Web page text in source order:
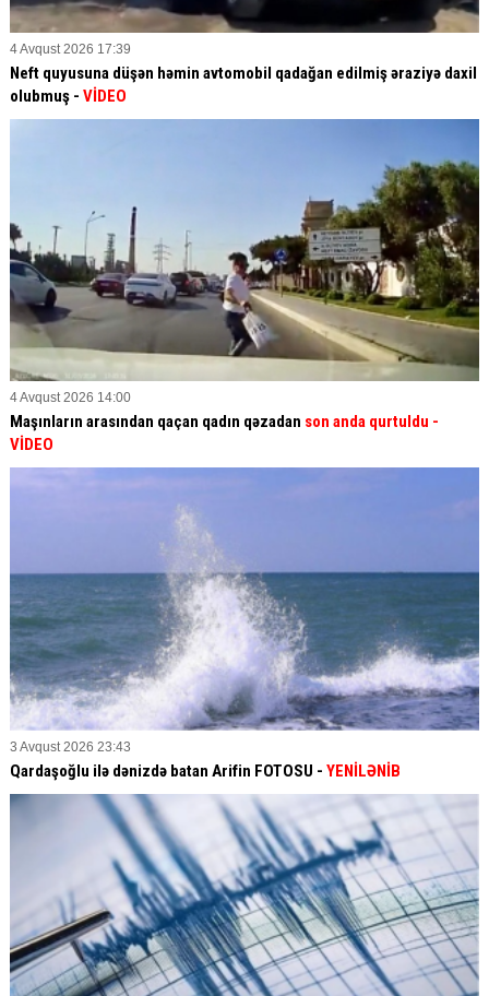
4 Avqust 2026 17:39
Neft quyusuna düşən həmin avtomobil qadağan edilmiş əraziyə daxil
olubmuş - VİDEO
4 Avqust 2026 14:00
Maşınların arasından qaçan qadın qəzadan son anda qurtuldu -
VİDEO
3 Avqust 2026 23:43
Qardaşoğlu ilə dənizdə batan Arifin FOTOSU - YENİLƏNİB